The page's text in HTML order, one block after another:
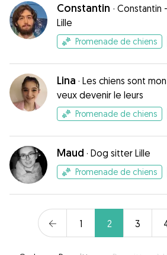
Constantin · Constantin
Lille
Promenade de chiens
Lina · Les chiens sont
veux devenir le leurs
Promenade de chiens
Maud · Dog sitter Lille
Promenade de chiens
1 2 3